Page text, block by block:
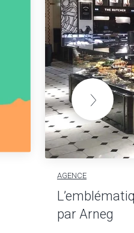
AGENCE
par Arneg